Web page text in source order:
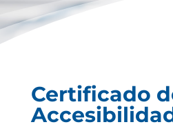
Certificado